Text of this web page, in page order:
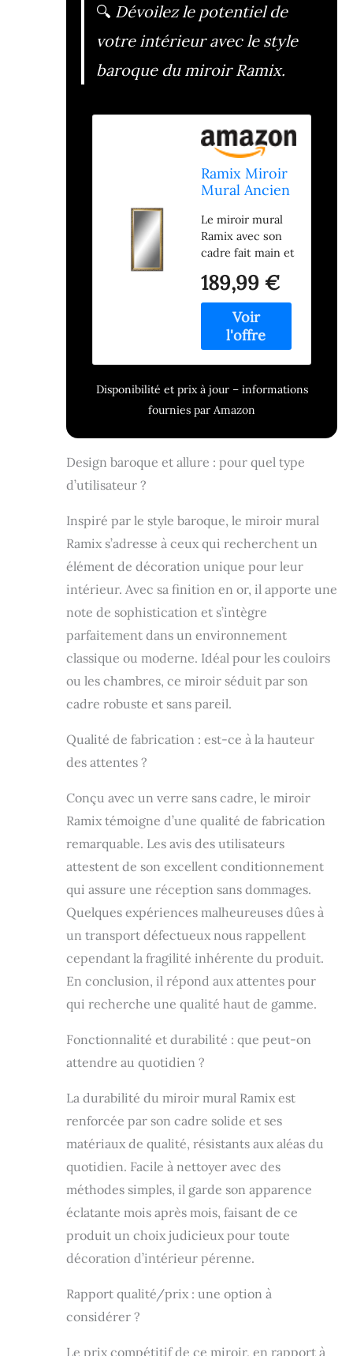
🔍 Dévoilez le potentiel de
votre intérieur avec le style
baroque du miroir Ramix.
Ramix Miroir
Mural Ancien
décoré Cadre
Solide Or
pour Couloir
de Chambre,
60x140cm
Le miroir mural
Ramix avec son
cadre fait main et
panneau arrière.
Les dimensions
hors tout du
miroir avec
cadre: largeur 60
cm x hauteur 140
cm. Dimensions
6cm- Hauteur
4,5cm. Ce beau
pour une
couloir de
salle de bain, une
cuisine, une salle
à manger, un
salon ou un
séjour. Il
convient
parfaitement aux
intérieurs
classiques ou
modernes.
Le cadre est en
précision à la
machine avec des
angles joints
pour assurer la
rigidité et la
finition de qualité
supérieure. Ce
miroir mural avec
cadre ne
plomb ou
d'autres
composants
Installation facile
et solidité: Le
miroir s'installe
solides crochets,
installation facile
d'installation:
verticale ou
horizontale.
189,99 €
Disponibilité et prix à jour – informations
fournies par Amazon
Design baroque et allure : pour quel type
d’utilisateur ?
Inspiré par le style baroque, le miroir mural
Ramix s’adresse à ceux qui recherchent un
élément de décoration unique pour leur
intérieur. Avec sa finition en or, il apporte une
note de sophistication et s’intègre
parfaitement dans un environnement
classique ou moderne. Idéal pour les couloirs
ou les chambres, ce miroir séduit par son
cadre robuste et sans pareil.
Qualité de fabrication : est-ce à la hauteur
des attentes ?
Conçu avec un verre sans cadre, le miroir
Ramix témoigne d’une qualité de fabrication
remarquable. Les avis des utilisateurs
attestent de son excellent conditionnement
qui assure une réception sans dommages.
Quelques expériences malheureuses dûes à
un transport défectueux nous rappellent
cependant la fragilité inhérente du produit.
En conclusion, il répond aux attentes pour
qui recherche une qualité haut de gamme.
Fonctionnalité et durabilité : que peut-on
attendre au quotidien ?
La durabilité du miroir mural Ramix est
renforcée par son cadre solide et ses
matériaux de qualité, résistants aux aléas du
quotidien. Facile à nettoyer avec des
méthodes simples, il garde son apparence
éclatante mois après mois, faisant de ce
produit un choix judicieux pour toute
décoration d’intérieur pérenne.
Rapport qualité/prix : une option à
considérer ?
Le prix compétitif de ce miroir, en rapport à